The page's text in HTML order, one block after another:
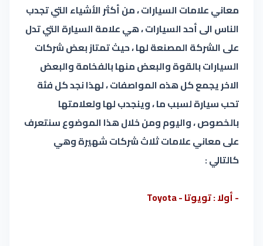
معاني علامات السيارات ، من أكثر الأشياء التي تجدب
الناس الى أحد السيارات ، هي علامة السيارة التي تدل
على الشركة المصنعة لها ، حيث تمتاز بعض شركات
السيارات بالقوة والبعض منها بالفخامة والبعض
الاخر يجمع كل هذه المواصفات ، لهذا نجد كل فئة
تحب سيارة لسبب ما ، وينجدب لها ولعلامتها
بالخصوص ، واليوم ومن خلال هذا الموضوع سنتعرف
على معاني علامات ثلاث شركاتشهيرة وهي
كالتالي :
- أولا : تويوتا - Toyota